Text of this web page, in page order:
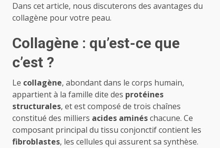
Dans cet article, nous discuterons des avantages du
collagène pour votre peau.
Collagène : qu’est-ce que
c’est ?
Le collagène, abondant dans le corps humain,
appartient à la famille dite des protéines
structurales, et est composé de trois chaînes
constitué des milliers acides aminéschacune. Ce
composant principal du tissu conjonctif contient les
fibroblastes, les cellules qui assurent sa synthèse.